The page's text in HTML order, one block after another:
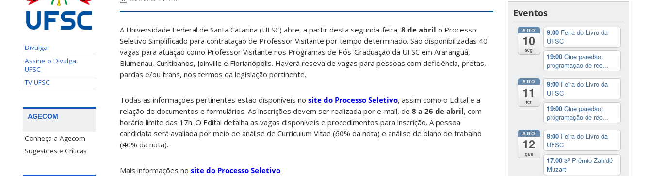
Divulga
Assine o Divulga
UFSC
TV UFSC
AGECOM
Conheça a Agecom
Sugestões e Críticas
A Universidade Federal de Santa Catarina (UFSC) abre, a partir desta segunda-feira, 8 de abril o Processo
Seletivo Simplificado para contratação de Professor Visitante por tempo determinado. São disponibilizadas 40
vagas para atuação como Professor Visitante nos Programas de Pós-Graduação da UFSC em Araranguá,
Blumenau, Curitibanos, Joinville e Florianópolis. Haverá reseva de vagas para pessoas com deficiência, pretas,
pardas e/ou trans, nos termos da legislação pertinente.
Todas as informações pertinentes estão disponíveis no site do Processo Seletivo, assim como o Edital e a
relação de documentos e formulários. As inscrições devem ser realizada por e-mail, de 8 a 26 de abril, com
horário limite das 17h. O Edital detalha as vagas disponíveis e procedimentos para inscrição. A pessoa
candidata será avaliada por meio de análise de Curriculum Vitae (60% da nota) e análise de plano de trabalho
(40% da nota).
Mais informações no site do Processo Seletivo.
Eventos
AGO
10
seg
9:00 Feira do Livro da
UFSC
19:00 Cine paredão:
programação de rec...
AGO
11
ter
9:00 Feira do Livro da
UFSC
19:00 Cine paredão:
programação de rec...
AGO
12
qua
9:00 Feira do Livro da
UFSC
17:00 3º Prêmio Zahidé
Muzart